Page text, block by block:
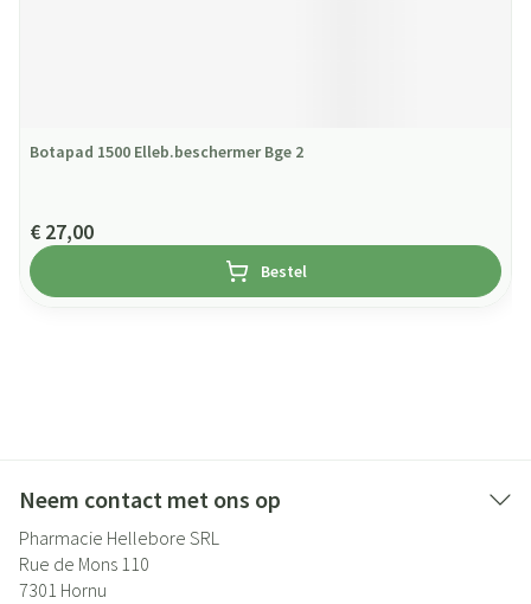
Botapad 1500 Elleb.beschermer Bge 2
€ 27,00
Bestel
Neem contact met ons op
Pharmacie Hellebore SRL
Rue de Mons 110
7301 Hornu